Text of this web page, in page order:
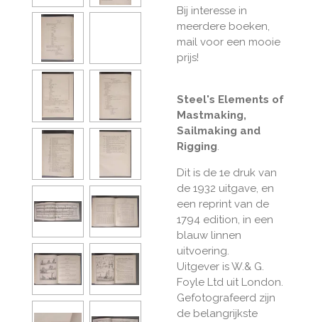
Bij interesse in
meerdere boeken,
mail voor een mooie
prijs!
Steel's Elements of
Mastmaking,
Sailmaking and
Rigging.
Dit is de 1e druk van
de 1932 uitgave, en
een reprint van de
1794 edition, in een
blauw linnen
uitvoering.
Uitgever is W.& G.
Foyle Ltd uit London.
Gefotografeerd zijn
de belangrijkste